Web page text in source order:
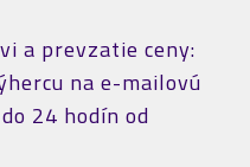
a prevzatie ceny:
na e-mailovú
24 hodín od